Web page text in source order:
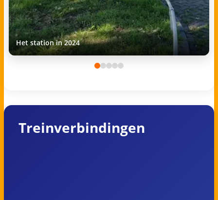
Het station in 2024
Treinverbindingen